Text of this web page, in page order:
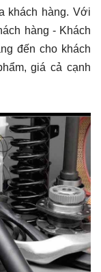
khách hàng. Với
hàng - Khách
đến cho khách
giá cả cạnh